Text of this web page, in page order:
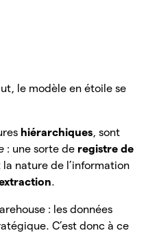
le modèle en étoile se
hiérarchiques, sont
: une sorte de registre de
nature de l’information
.
: les données
C’est donc à ce